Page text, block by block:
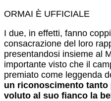
ORMAI È UFFICIALE
I due, in effetti, fanno
consacrazione del loro
presentandosi insieme al
importante visto che il
premiato come leggenda
un riconoscimento tanto
voluto al suo fianco la